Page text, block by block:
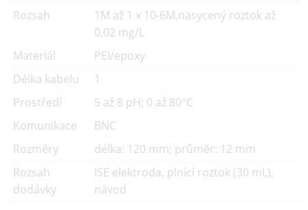
Rozsah
1M až 1 x 10-6M,nasycený roztok až
0,02 mg/L
Materiál
PEI/epoxy
Délka kabelu
1
Prostředí
5 až 8 pH; 0 až 80°C
Komunikace
BNC
Rozměry
délka: 120 mm; průměr: 12 mm
Rozsah
dodávky
ISE elektroda, plnící roztok (30 mL),
návod